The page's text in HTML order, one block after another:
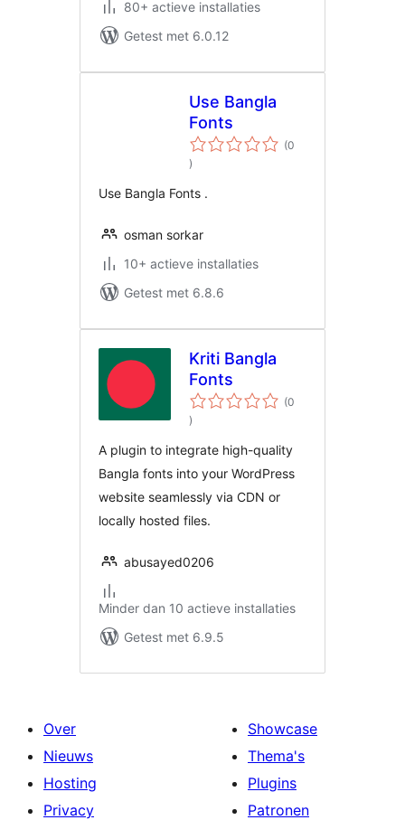
80+ actieve installaties
Getest met 6.0.12
Use Bangla
Fonts
(0
aantal
beoordelingen
)
Use Bangla Fonts .
osman sorkar
10+ actieve installaties
Getest met 6.8.6
Kriti Bangla
Fonts
(0
aantal
beoordelingen
)
A plugin to integrate high-quality
Bangla fonts into your WordPress
website seamlessly via CDN or
locally hosted files.
abusayed0206
Minder dan 10 actieve installaties
Getest met 6.9.5
Over
Nieuws
Hosting
Privacy
Showcase
Thema's
Plugins
Patronen